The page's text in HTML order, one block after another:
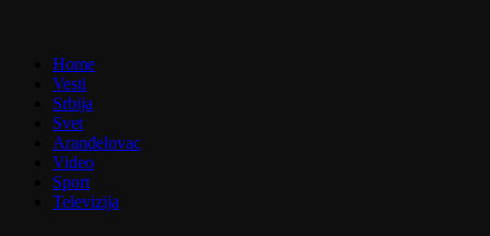
Home
Vesti
Srbija
Svet
Aranđelovac
Video
Sport
Televizija